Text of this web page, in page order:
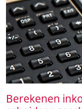
Berekenen